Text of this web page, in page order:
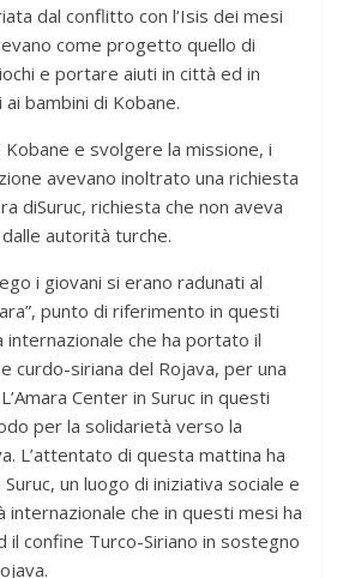
dal conflitto con l’Isis dei mesi
come progetto quello di
e portare aiuti in città ed in
bambini di Kobane.
e svolgere la missione, i
avevano inoltrato una richiesta
diSuruc, richiesta che non aveva
autorità turche.
i giovani si erano radunati al
punto di riferimento in questi
internazionale che ha portato il
curdo-siriana del Rojava, per una
Center in Suruc in questi
per la solidarietà verso la
L’attentato di questa mattina ha
un luogo di iniziativa sociale e
internazionale che in questi mesi ha
il confine Turco-Siriano in sostegno